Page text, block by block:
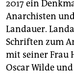
2017 ein
Anarchisten
Landauer.
Schriften zum
mit seiner Frau
Oscar Wilde